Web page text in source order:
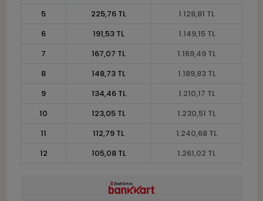
5
225,76 TL
1.128,81 TL
6
191,53 TL
1.149,15 TL
7
167,07 TL
1.169,49 TL
8
148,73 TL
1.189,83 TL
9
134,46 TL
1.210,17 TL
10
123,05 TL
1.230,51 TL
11
112,79 TL
1.240,68 TL
12
105,08 TL 1.261,02 TL